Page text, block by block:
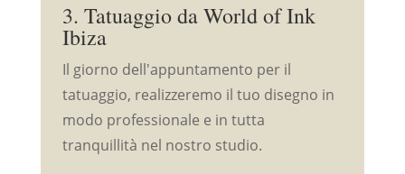
3. Tatuaggio da World of Ink
Ibiza
Il giorno dell'appuntamento per il
tatuaggio, realizzeremo il tuo disegno in
modo professionale e in tutta
tranquillità nel nostro studio.